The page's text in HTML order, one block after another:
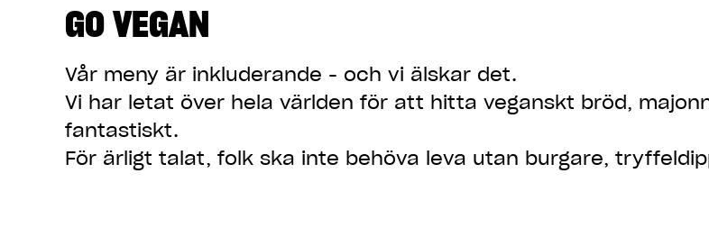
GO VEGAN
Vår meny är inkluderande - och vi älskar det.
Vi har letat över hela världen för att hitta veganskt bröd,
fantastiskt.
För ärligt talat, folk ska inte behöva leva utan burgare,